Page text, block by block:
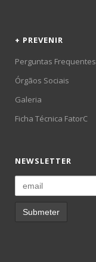
+ PREVENIR
Perguntas Frequentes
Órgãos Sociais
Galeria
Ficha Técnica FatorC
NEWSLETTER